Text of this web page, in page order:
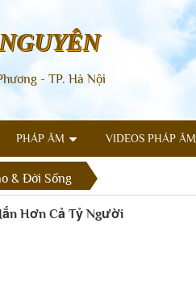
- TP. Hà Nội
PHÁP ÂM VIDEOS PHÁP ÂM
& Đời Sống
Hơn Cả Tỷ Người